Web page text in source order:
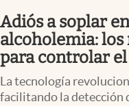
Adiós a soplar
alcoholemia:
para controlar
La tecnología
facilitando la detección